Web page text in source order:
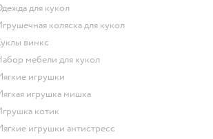
Одежда для кукол
Игрушечная коляска для кукол
Куклы винкс
Набор мебели для кукол
Мягкие игрушки
Мягкая игрушка мишка
Игрушка котик
Мягкие игрушки антистресс